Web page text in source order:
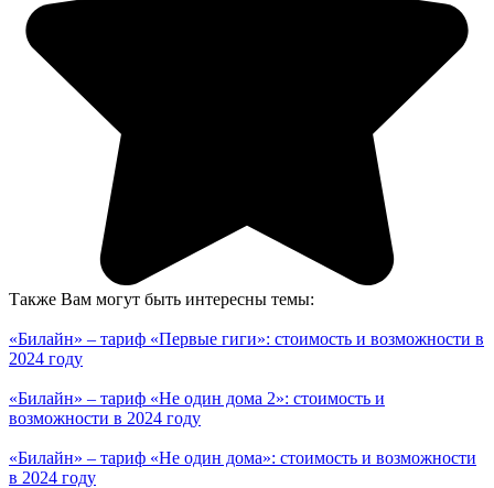
Также Вам могут быть интересны темы:
«Билайн» – тариф «Первые гиги»: стоимость и возможности в
2024 году
«Билайн» – тариф «Не один дома 2»: стоимость и
возможности в 2024 году
«Билайн» – тариф «Не один дома»: стоимость и возможности
в 2024 году